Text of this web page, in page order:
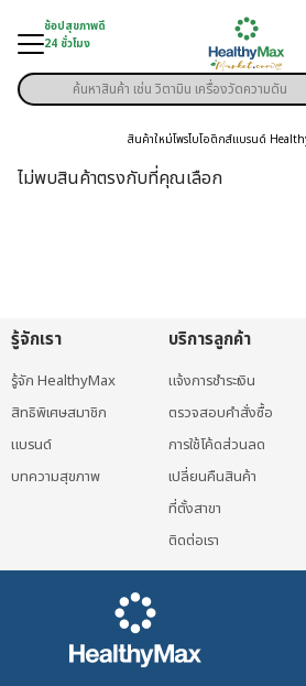
content
ช้อปสุขภาพดี
24 ชั่วโมง
มู่สินค้า
สุขภาพ
กค้า
Products
search
สินค้าใหม่โพรไบโอติกส์แบรนด์
ไม่พบสินค้าตรงกับที่คุณเลือก
รู้จักเรา
รู้จัก HealthyMax
สิทธิพิเศษสมาชิก
แบรนด์
บทความสุขภาพ
บริการลูกค้า
แจ้งการชำระเงิน
ตรวจสอบคำสั่งซื้อ
การใช้โค้ดส่วนลด
เปลี่ยนคืนสินค้า
ที่ตั้งสาขา
ติดต่อเรา